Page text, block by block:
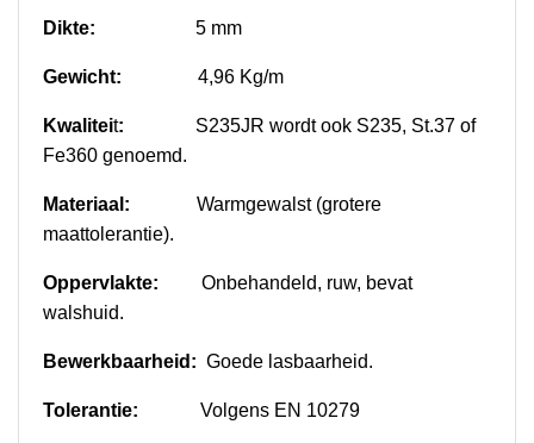
Dikte: 5 mm
Gewicht: 4,96 Kg/m
Kwaliteit:
S235JR wordt ook S235, St.37 of
Fe360 genoemd.
Materiaal: Warmgewalst (grotere
maattolerantie).
Oppervlakte: Onbehandeld, ruw, bevat
walshuid.
Bewerkbaarheid: Goede lasbaarheid.
Tolerantie: Volgens EN 10279